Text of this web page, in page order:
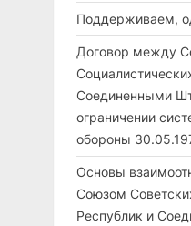
Поддерживаем,
Договор между
Соединенными
ограничении
обороны
Основы
Союзом
Республик и